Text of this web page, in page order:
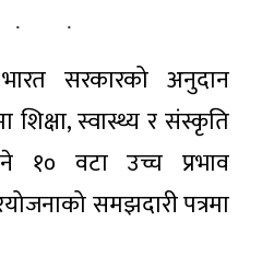
सरकारको अनुदान
स्वास्थ्य र संस्कृति
१० वटा उच्च प्रभाव
समझदारी पत्रमा